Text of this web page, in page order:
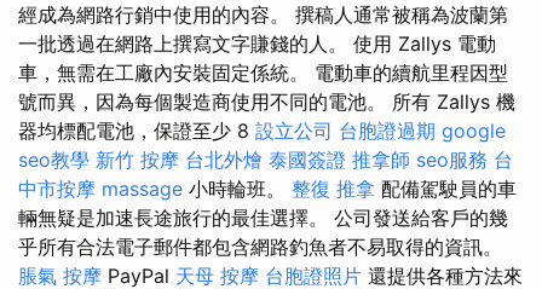
經成為網路行銷中使用的內容。 撰稿人通常被稱為波蘭第
一批透過在網路上撰寫文字賺錢的人。 使用 Zallys 電動
車，無需在工廠內安裝固定係統。 電動車的續航里程因型
號而異，因為每個製造商使用不同的電池。 所有 Zallys 機
器均標配電池，保證至少 8 設立公司 台胞證過期 google
seo教學 新竹 按摩 台北外燴 泰國簽證 推拿師 seo服務 台
中市按摩 massage 小時輪班。 整復 推拿 配備駕駛員的車
輛無疑是加速長途旅行的最佳選擇。 公司發送給客戶的幾
乎所有合法電子郵件都包含網路釣魚者不易取得的資訊。
脹氣 按摩 PayPal 天母 按摩 台胞證照片 還提供各種方法來